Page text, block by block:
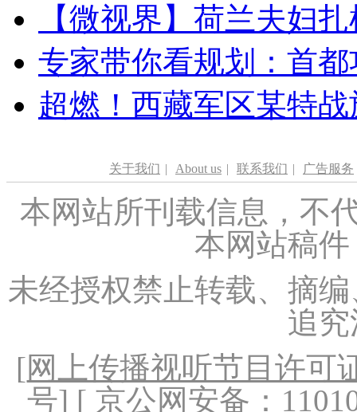
【微视界】荷兰夫妇
专家带你看规划：首
超燃！西藏军区某特
关于我们 | About us | 联系我们 | 广告服务
本网站所刊载信息，不
本网站稿
未经授权禁止转载、摘
追
[网上传播视听节目许可
号] [ 京公网安备：